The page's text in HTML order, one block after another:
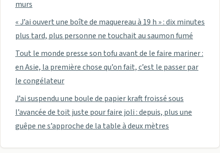
murs
« J’ai ouvert une boîte de maquereau à 19 h » : dix minutes
plus tard, plus personne ne touchait au saumon fumé
Tout le monde presse son tofu avant de le faire mariner :
en Asie, la première chose qu’on fait, c’est le passer par
le congélateur
J’ai suspendu une boule de papier kraft froissé sous
l’avancée de toit juste pour faire joli : depuis, plus une
guêpe ne s’approche de la table à deux mètres